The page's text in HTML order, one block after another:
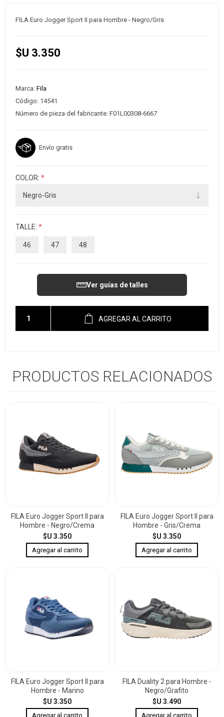
FILA Euro Jogger Sport II para Hombre - Negro/Gris
$U 3.350
Marca: Fila
Código: 14541
Número de pieza del fabricante: F01L00308-6667
Envío gratis
COLOR: *
TALLE: *
46 47 48
Ver guías de talles
AGREGAR AL CARRITO
PRODUCTOS RELACIONADOS
FILA Euro Jogger Sport II para
Hombre - Negro/Crema
$U 3.350
FILA Euro Jogger Sport II para
Hombre - Gris/Crema
$U 3.350
FILA Euro Jogger Sport II para
Hombre - Marino
$U 3.350
FILA Duality 2 para Hombre -
Negro/Grafito
$U 3.490